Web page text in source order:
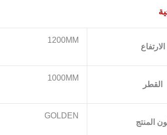
الارتفاع
1200MM
القطر
1000MM
المنتج
GOLDEN